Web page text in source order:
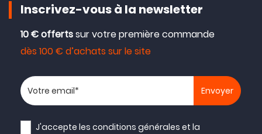
Avis collecté par Trustpilot
On off pas évident, mais pour liftoff c est parfait
Inscrivez-vous à la newsletter
10 € offertssur votre première commande
dès 100 € d’achats sur le site
Votre adresse email
J'accepte lesconditions générales et la